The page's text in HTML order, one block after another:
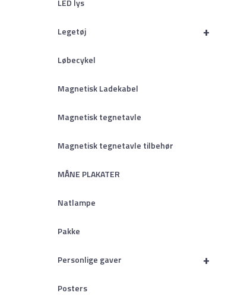
LED lys
+
Legetøj
Løbecykel
Magnetisk Ladekabel
Magnetisk tegnetavle
Magnetisk tegnetavle tilbehør
MÅNE PLAKATER
Natlampe
Pakke
+
Personlige gaver
Posters